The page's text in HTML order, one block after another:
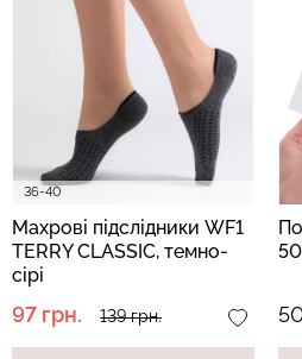
36-40
Махрові підслідники WF1
TERRY CLASSIC, темно-
сірі
97 грн. 139 грн.